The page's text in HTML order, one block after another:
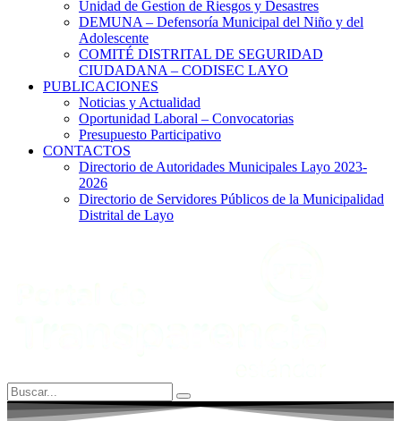
Unidad de Gestion de Riesgos y Desastres
DEMUNA – Defensoría Municipal del Niño y del
Adolescente
COMITÉ DISTRITAL DE SEGURIDAD
CIUDADANA – CODISEC LAYO
PUBLICACIONES
Noticias y Actualidad
Oportunidad Laboral – Convocatorias
Presupuesto Participativo
CONTACTOS
Directorio de Autoridades Municipales Layo 2023-
2026
Directorio de Servidores Públicos de la Municipalidad
Distrital de Layo